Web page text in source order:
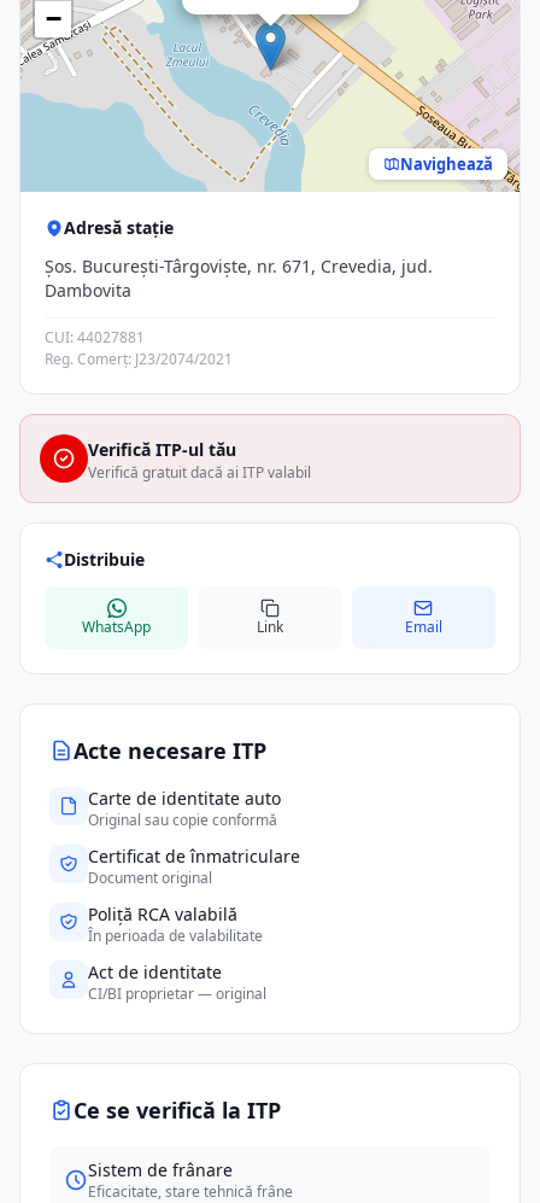
Acte necesare ITP
Carte de identitate auto
Original sau copie conformă
Certificat de înmatriculare
Document original
Poliță RCA valabilă
În perioada de valabilitate
Act de identitate
CI/BI proprietar — original
Ce se verifică la ITP
Sistem de frânare
Eficacitate, stare tehnică frâne
−
Navighează
Adresă stație
Şos. Bucureşti-Târgovişte, nr. 671, Crevedia, jud.
Dambovita
CUI: 44027881
Reg. Comerț: J23/2074/2021
Verifică ITP-ul tău
Verifică gratuit dacă ai ITP valabil
Distribuie
WhatsApp Link Email